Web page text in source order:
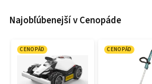
Najobľúbenejší v Cenopáde
CENOPÁD CENOPÁD